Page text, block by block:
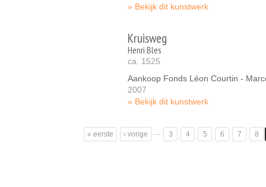
Bekijk dit kunstwerk
Kruisweg
Henri Bles
ca. 1525
Aankoop Fonds Léon Courtin -
2007
Bekijk dit kunstwerk
« eerste ‹ vorige … 3 4 5 6 7 8